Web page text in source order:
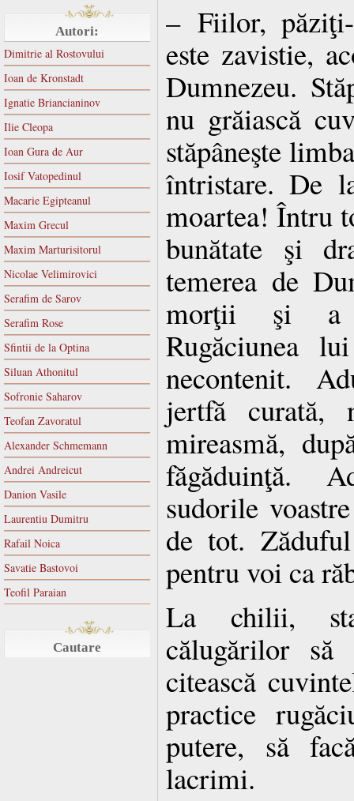
Autori:
Dimitrie al Rostovului
Ioan de Kronstadt
Ignatie Briancianinov
Ilie Cleopa
Ioan Gura de Aur
Iosif Vatopedinul
Macarie Egipteanul
Maxim Grecul
Maxim Marturisitorul
Nicolae Velimirovici
Serafim de Sarov
Serafim Rose
Sfintii de la Optina
Siluan Athonitul
Sofronie Saharov
Teofan Zavoratul
Alexander Schmemann
Andrei Andreicut
Danion Vasile
Laurentiu Dumitru
Rafail Noica
Savatie Bastovoi
Teofil Paraian
Cautare
– Fiilor,
este zavistie,
Dumnezeu.
nu grăiască
stăpâneşte
întristare. De
moartea! Întru
bunătate şi
temerea de
morţii şi a
Rugăciunea
necontenit.
jertfă curată,
mireasmă,
făgăduinţă.
sudorile
de tot.
pentru voi ca
La chilii,
călugărilor
citească
practice
putere, să
lacrimi.